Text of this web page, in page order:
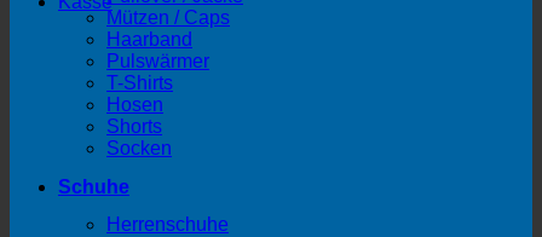
Mützen / Caps
Haarband
Pulswärmer
T-Shirts
Hosen
Shorts
Socken
Schuhe
Herrenschuhe